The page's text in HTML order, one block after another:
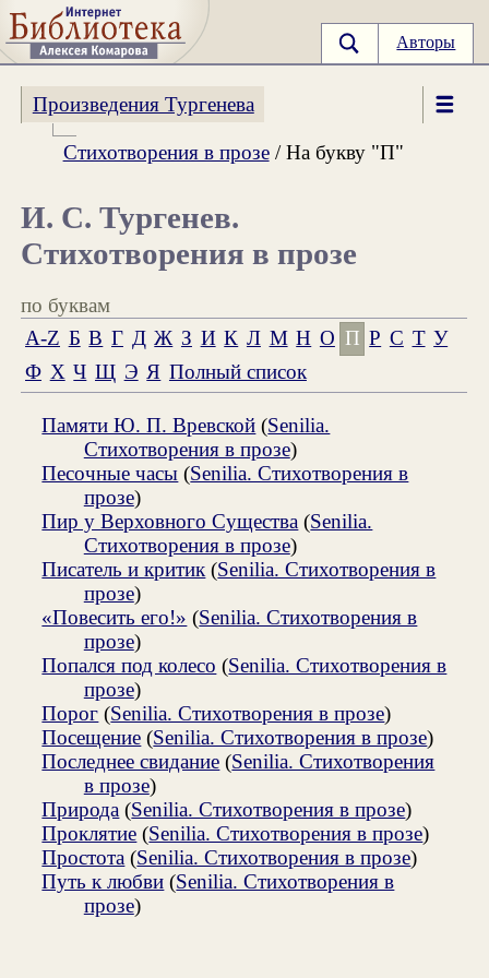
Авторы
Произведения Тургенева
Стихотворения в прозе/ На букву "П"
И. С. Тургенев.
Стихотворения в прозе
по буквам
A-Z Б В Г Д Ж З И К Л М Н О П Р С Т У
Ф Х Ч Щ Э Я Полный список
Памяти Ю. П. Вревской (Senilia.
Стихотворения в прозе)
Песочные часы (Senilia. Стихотворения в
прозе)
Пир у Верховного Существа (Senilia.
Стихотворения в прозе)
Писатель и критик (Senilia. Стихотворения в
прозе)
«Повесить его!» (Senilia. Стихотворения в
прозе)
Попался под колесо (Senilia. Стихотворения в
прозе)
Порог (Senilia. Стихотворения в прозе)
Посещение (Senilia. Стихотворения в прозе)
Последнее свидание (Senilia. Стихотворения
в прозе)
Природа (Senilia. Стихотворения в прозе)
Проклятие (Senilia. Стихотворения в прозе)
Простота (Senilia. Стихотворения в прозе)
Путь к любви (Senilia. Стихотворения в
прозе)